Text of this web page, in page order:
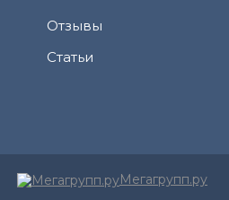
Отзывы
Статьи
Мегагрупп.ру